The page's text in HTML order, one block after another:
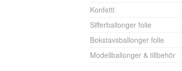
Konfetti
Sifferballonger folie
Bokstavsballonger folie
Modellballonger & tillbehör